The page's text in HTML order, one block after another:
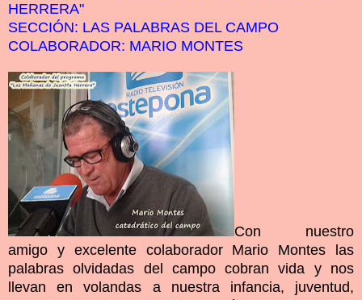
HERRERA"
SECCIÓN: LAS PALABRAS DEL CAMPO
COLABORADOR: MARIO MONTES
Con nuestro
amigo y excelente colaborador Mario Montes las
palabras olvidadas del campo cobran vida y nos
llevan en volandas a nuestra infancia, juventud,